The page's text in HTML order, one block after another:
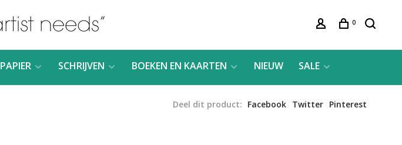
0
PAPIER SCHRIJVEN BOEKEN EN KAARTEN NIEUW SALE
Deel dit product: Facebook Twitter Pinterest